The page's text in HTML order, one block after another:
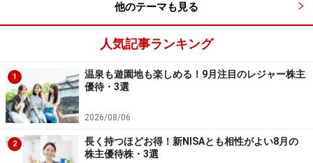
他のテーマも見る
人気記事ランキング
1
温泉も遊園地も楽しめる！9月注目のレジャー株主
優待・3選
2026/08/06
2
長く持つほどお得！新NISAとも相性がよい8月の
株主優待株・3選